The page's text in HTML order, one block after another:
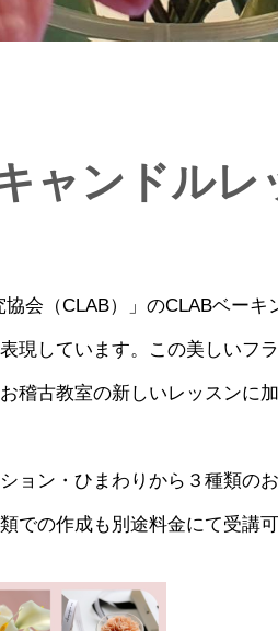
ャンドルレ
会（CLAB）」のCLABベーキ
現しています。この美しいフ
稽古教室の新しいレッスンに
ョン・ひまわりから３種類の
の作成も別途料金にて受講可